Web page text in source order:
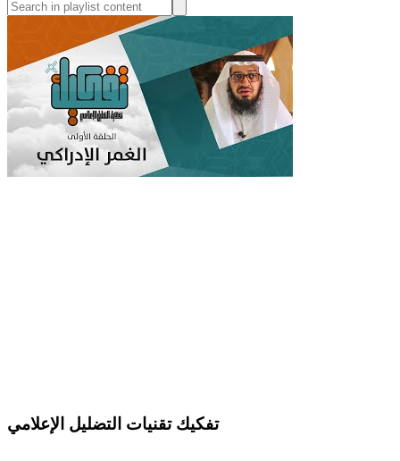
تفكيك تقنيات التضليل الإعلامي